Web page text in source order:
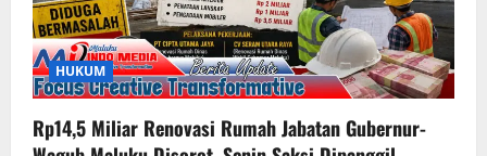
HUKUM
Rp14,5 Miliar Renovasi Rumah Jabatan Gubernur-